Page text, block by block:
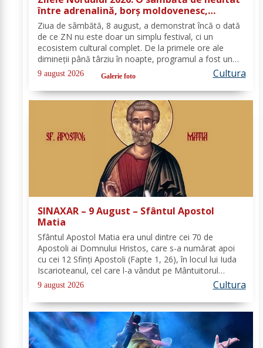
între adrenalină, borș moldovenesc,
ateliere și concerte
Ziua de sâmbătă, 8 august, a demonstrat încă o dată
de ce ZN nu este doar un simplu festival, ci un
ecosistem cultural complet. De la primele ore ale
dimineții până târziu în noapte, programul a fost un
maraton (la propriu și la figurat) de emoții, gusturi,
dezbateri și decibeli, transformând...
9 august 2026 Galerie foto Cultura
SINAXAR – 9 August – Sfântul Apostol
Matia
Sfântul Apostol Matia era unul dintre cei 70 de
Apostoli ai Domnului Hristos, care s-a numărat apoi
cu cei 12 Sfinţi Apostoli (Fapte 1, 26), în locul lui Iuda
Iscarioteanul, cel care l-a vândut pe Mântuitorul
pentru 30 de arginţi. După Învierea şi Înălţarea la cer a
Domnului, comunitatea...
9 august 2026 Cultura